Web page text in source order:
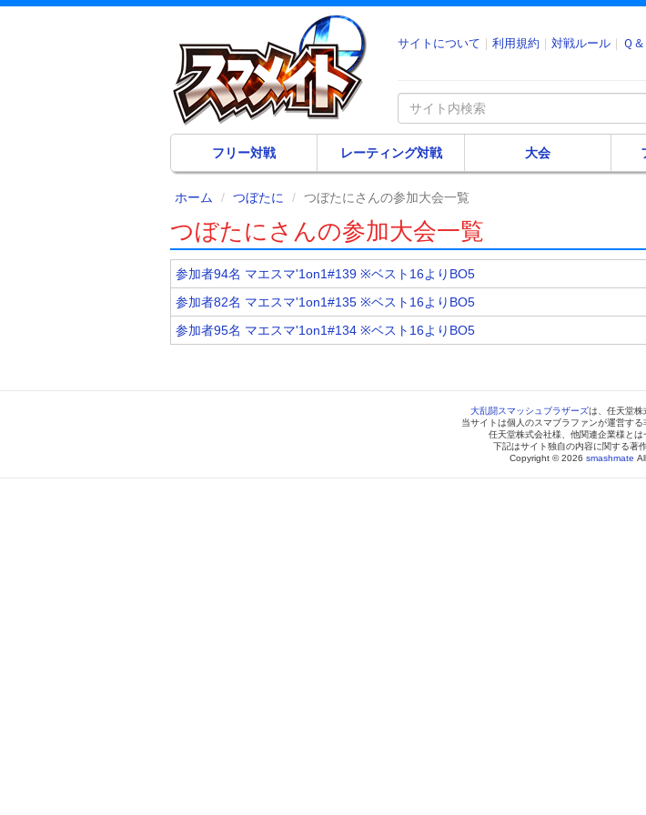
サイトについて 利用規約 対戦ルール Ｑ
フリー対戦 レーティング対戦 大会
ホーム つぼたに つぼたにさんの参加大会一覧
つぼたにさんの参加大会一覧
参加者94名 マエスマ'1on1#139 ※ベスト16よりBO5
参加者82名 マエスマ'1on1#135 ※ベスト16よりBO5
参加者95名 マエスマ'1on1#134 ※ベスト16よりBO5
大乱闘スマッシュブラザーズは、任天堂株
当サイトは個人のスマブラファンが運営する
任天堂株式会社様、他関連企業様とは
下記はサイト独自の内容に関する著
Copyright © 2026 smashmate